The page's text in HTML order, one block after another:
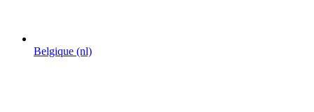
Belgique (nl)